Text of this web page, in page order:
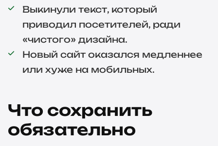
Выкинули текст, который
приводил посетителей, ради
«чистого» дизайна.
Новый сайт оказался медленнее
или хуже на мобильных.
Что сохранить
обязательно